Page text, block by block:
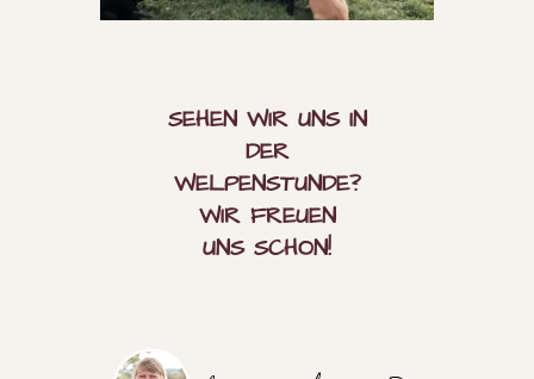
SEHEN WIR UNS IN
DER
WELPENSTUNDE?
WIR FREU­EN
UNS SCHON!